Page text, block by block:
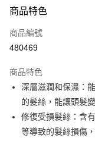
信用卡
Apple Pay
AlipayHK
PayMe
WeChat Pay
商品特色
商品編號
480469
商品特色
深層滋潤和保濕：
的髮絲，能讓頭髮
修復受損髮絲：含
等導致的髮絲損傷